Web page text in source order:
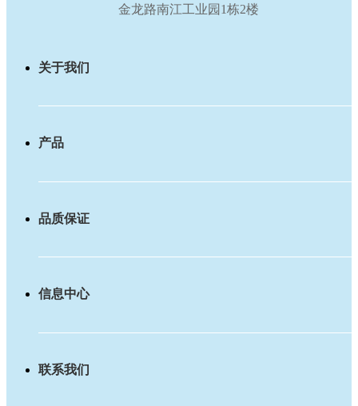
金龙路南江工业园1栋2楼
关于我们
产品
品质保证
信息中心
联系我们